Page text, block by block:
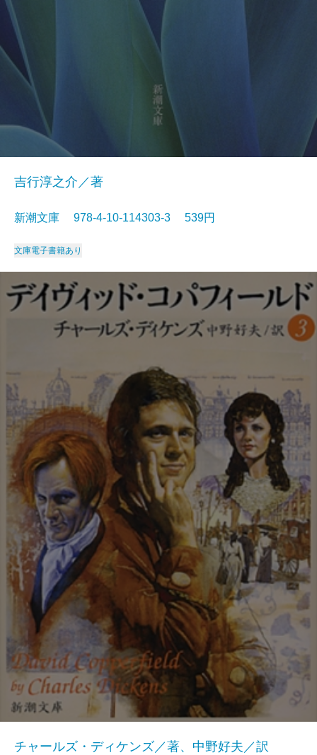
吉行淳之介／著
新潮文庫 978-4-10-114303-3 539円
文庫電子書籍あり
チャールズ・ディケンズ／著、中野好夫／訳